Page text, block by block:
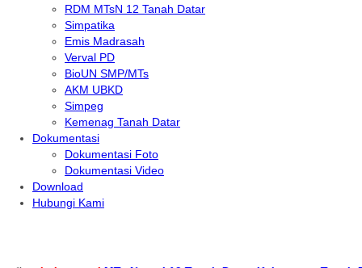
RDM MTsN 12 Tanah Datar
Simpatika
Emis Madrasah
Verval PD
BioUN SMP/MTs
AKM UBKD
Simpeg
Kemenag Tanah Datar
Dokumentasi
Dokumentasi Foto
Dokumentasi Video
Download
Hubungi Kami